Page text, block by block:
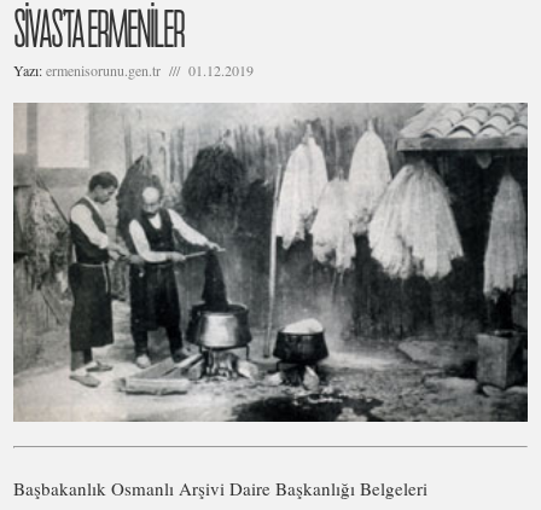
SİVAS’TA ERMENİLER
Yazı:ermenisorunu.gen.tr /// 01.12.2019
Başbakanlık Osmanlı Arşivi Daire Başkanlığı Belgeleri